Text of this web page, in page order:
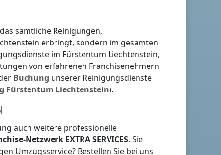
sämtliche Reinigungen,
erbringt, sondern im gesamten
im Fürstentum Liechtenstein,
von erfahrenen Franchisenehmern
Buchung unserer Reinigungsdienste
Fürstentum Liechtenstein).
auch weitere professionelle
Netzwerk EXTRA SERVICES. Sie
Umzugsservice? Bestellen Sie bei uns